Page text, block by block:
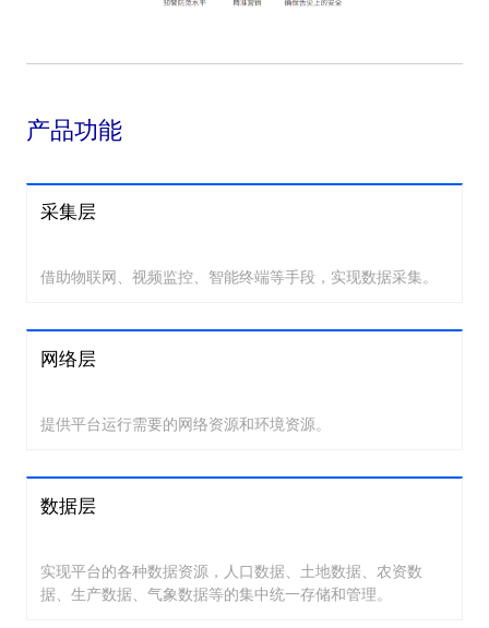
产品功能
采集层
借助物联网、视频监控、智能终端等手段，实现数据采集。
网络层
提供平台运行需要的网络资源和环境资源。
数据层
实现平台的各种数据资源，人口数据、土地数据、农资数
据、生产数据、气象数据等的集中统一存储和管理。